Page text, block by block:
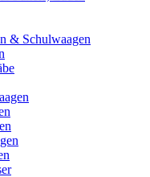
& Schulwaagen